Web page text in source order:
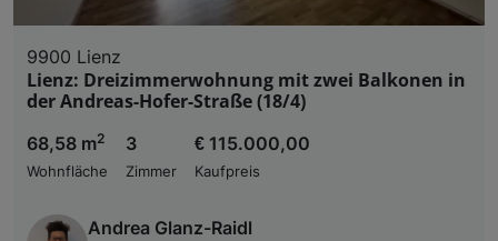
9900 Lienz
Lienz: Dreizimmerwohnung mit zwei Balkonen in
der Andreas-Hofer-Straße (18/4)
68,58 m2
Wohnfläche
3
Zimmer
€ 115.000,00
Kaufpreis
Andrea Glanz-Raidl